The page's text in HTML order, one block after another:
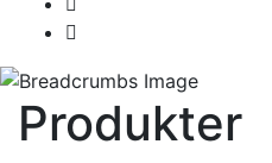
Produkter